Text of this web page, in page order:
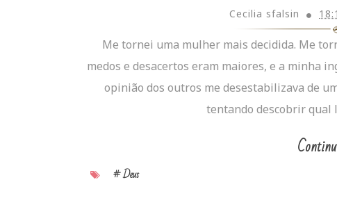
Cecilia sfalsin
Me tornei uma mulher mais decidida. Me
medos e desacertos eram maiores, e a minha
opinião dos outros me desestabilizava de
tentando descobrir qual
# Deus